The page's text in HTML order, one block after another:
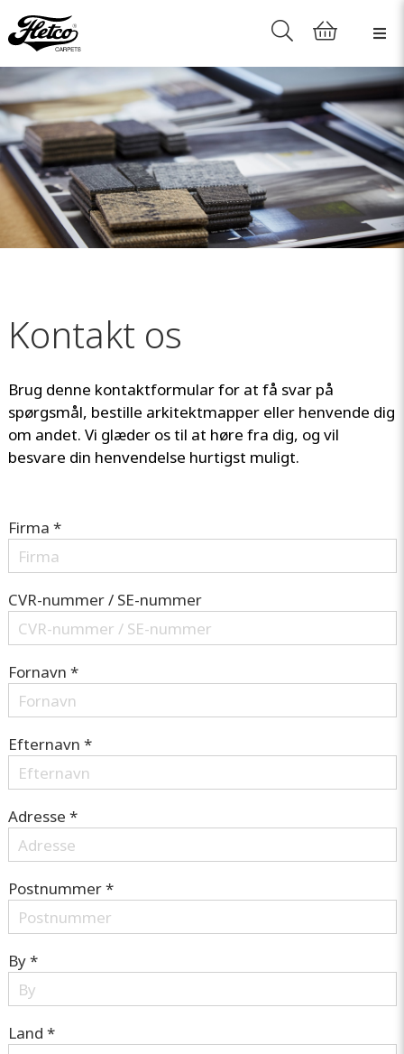
Kontakt os
Brug denne kontaktformular for at få svar på
spørgsmål, bestille arkitektmapper eller henvende dig
om andet. Vi glæder os til at høre fra dig, og vil
besvare din henvendelse hurtigst muligt.
Firma *
CVR-nummer / SE-nummer
Fornavn *
Efternavn *
Adresse *
Postnummer *
By *
Land *